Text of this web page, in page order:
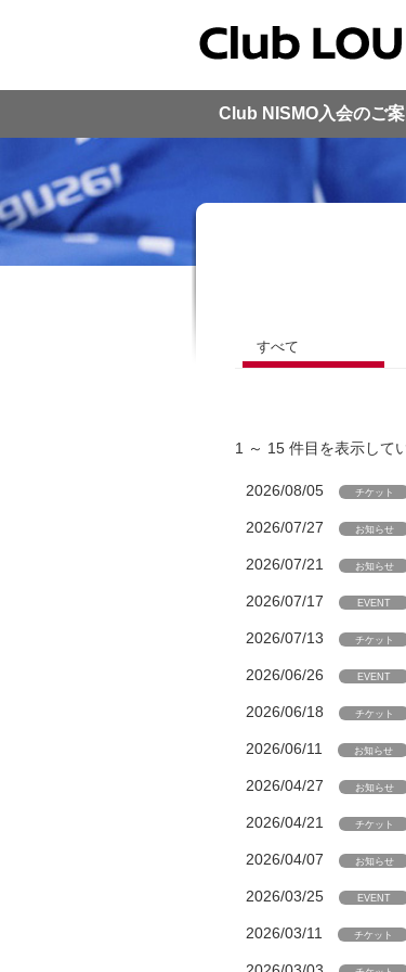
Club NISMO入会のご
すべて
1 ～ 15 件目を表示して
2026/08/05 チケット
2026/07/27 お知らせ
2026/07/21 お知らせ
2026/07/17 EVENT
2026/07/13 チケット
2026/06/26 EVENT
2026/06/18 チケット
2026/06/11 お知らせ
2026/04/27 お知らせ
2026/04/21 チケット
2026/04/07 お知らせ
2026/03/25 EVENT
2026/03/11 チケット